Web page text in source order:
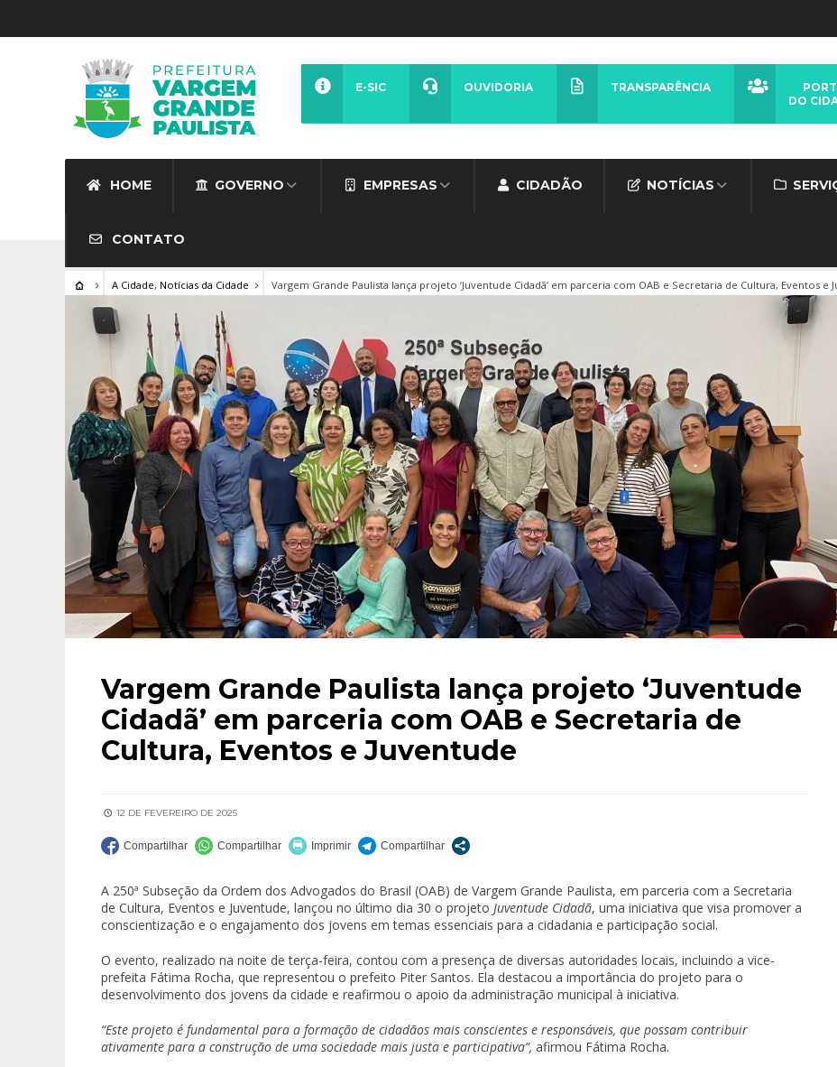
HOME GOVERNO EMPRESAS CIDADÃO NOTÍCIAS
CONTATO
E-SIC OUVIDORIA TRANSPARÊNCIA
DO
A Cidade, Notícias da Cidade Vargem Grande Paulista lança projeto ‘Juventude Cidadã’ em parceria com OAB e Secretaria de Cultura, Eventos e
Vargem Grande Paulista lança projeto ‘Juventude
Cidadã’ em parceria com OAB e Secretaria de
Cultura, Eventos e Juventude
12 DE FEVEREIRO DE 2025
A 250ª Subseção da Ordem dos Advogados do Brasil (OAB) de Vargem Grande Paulista, em parceria com a Secretaria
de Cultura, Eventos e Juventude, lançou no último dia 30 o projeto Juventude Cidadã, uma iniciativa que visa promover a
conscientização e o engajamento dos jovens em temas essenciais para a cidadania e participação social.
O evento, realizado na noite de terça-feira, contou com a presença de diversas autoridades locais, incluindo a vice-
prefeita Fátima Rocha, que representou o prefeito Piter Santos. Ela destacou a importância do projeto para o
desenvolvimento dos jovens da cidade e reafirmou o apoio da administração municipal à iniciativa.
“Este projeto é fundamental para a formação de cidadãos mais conscientes e responsáveis, que possam contribuir
ativamente para a construção de uma sociedade mais justa e participativa”, afirmou Fátima Rocha.